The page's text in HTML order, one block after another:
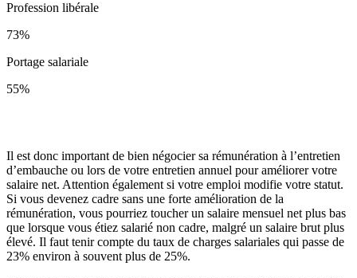
Profession libérale
73%
Portage salariale
55%
Il est donc important de bien négocier sa rémunération à l’entretien
d’embauche ou lors de votre entretien annuel pour améliorer votre
salaire net. Attention également si votre emploi modifie votre statut.
Si vous devenez cadre sans une forte amélioration de la
rémunération, vous pourriez toucher un salaire mensuel net plus bas
que lorsque vous étiez salarié non cadre, malgré un salaire brut plus
élevé. Il faut tenir compte du taux de charges salariales qui passe de
23% environ à souvent plus de 25%.